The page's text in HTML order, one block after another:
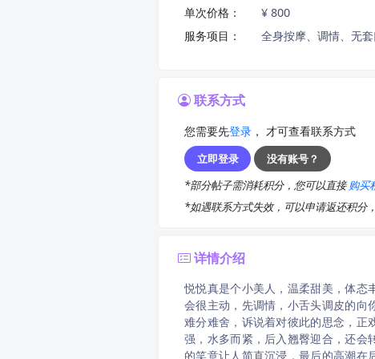
单次价格：
¥ 800
服务项目：
全身按摩、调情、无
联系方式
您需要先登录 ， 才可查看联系方式
立即登录
没有账号？
*部分帖子需消耗积分，您可以直接购买
*如遇联系方式失效，可以申请返还积分
详情介绍
悦悦真是个小美人，温柔甜美，体态
会很主动，先调情，小舌头调皮的向
难分难舍，诉说着对彼此的思念，正
强，水多而紧，后入翘臀迎合，还会
的笑意让人简直沉浸，最后的高潮在